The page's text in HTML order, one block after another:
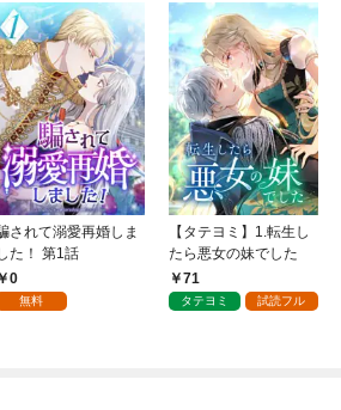
されて溺愛再婚しま
た！ 第1話
0
無料
【タテヨミ】1.転生し
たら悪女の妹でした
71
タテヨミ 試読フル